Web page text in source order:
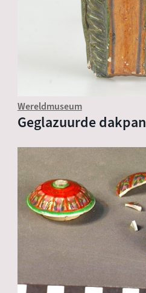
Wereldmuseum
Geglazuurde dakpan